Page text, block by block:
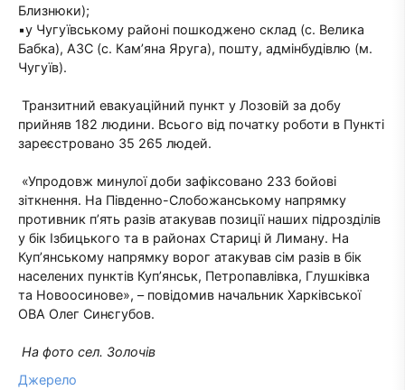
Близнюки);
▪️у Чугуївському районі пошкоджено склад (с. Велика
Бабка), АЗС (с. Кам’яна Яруга), пошту, адмінбудівлю (м.
Чугуїв).
Транзитний евакуаційний пункт у Лозовій за добу
прийняв 182 людини. Всього від початку роботи в Пункті
зареєстровано 35 265 людей.
«Упродовж минулої доби зафіксовано 233 бойові
зіткнення. На Південно-Слобожанському напрямку
противник п’ять разів атакував позиції наших підрозділів
у бік Ізбицького та в районах Стариці й Лиману. На
Куп’янському напрямку ворог атакував сім разів в бік
населених пунктів Куп’янськ, Петропавлівка, Глушківка
та Новоосинове», – повідомив начальник Харківської
ОВА Олег Синєгубов.
На фото сел. Золочів
Джерело